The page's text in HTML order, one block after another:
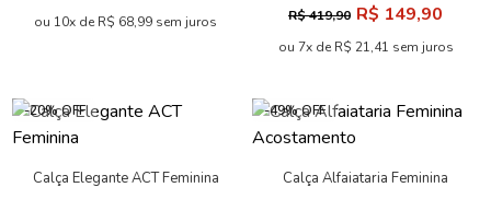
ou 10x de R$ 68,99 sem juros
Acostamento
R$ 419,90 R$ 149,90
ou 7x de R$ 21,41 sem juros
-20% OFF
Calça Elegante ACT Feminina
-49% OFF
Calça Alfaiataria Feminina